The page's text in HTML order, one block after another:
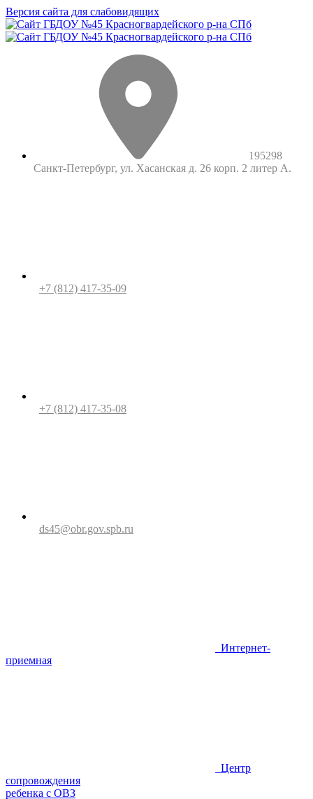
Версия сайта для слабовидящих
195298
Санкт-Петербург, ул. Хасанская д. 26 корп. 2 литер А.
+7 (812) 417-35-09
+7 (812) 417-35-08
ds45@obr.gov.spb.ru
Интернет-
приемная
Центр
сопровождения
ребенка с ОВЗ